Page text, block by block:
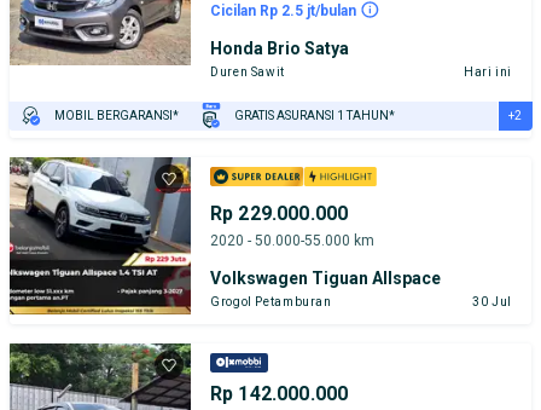
Cicilan Rp 2.5 jt/bulan
Honda Brio Satya
Duren Sawit Hari ini
MOBIL BERGARANSI* GRATIS ASURANSI 1 TAHUN* +2
Rp 229.000.000
2020 - 50.000-55.000 km
Volkswagen Tiguan Allspace
Grogol Petamburan 30 Jul
Rp 142.000.000